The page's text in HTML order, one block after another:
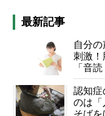
最新記事
自分
刺激！
「音
意
認知症
のは「
そばを